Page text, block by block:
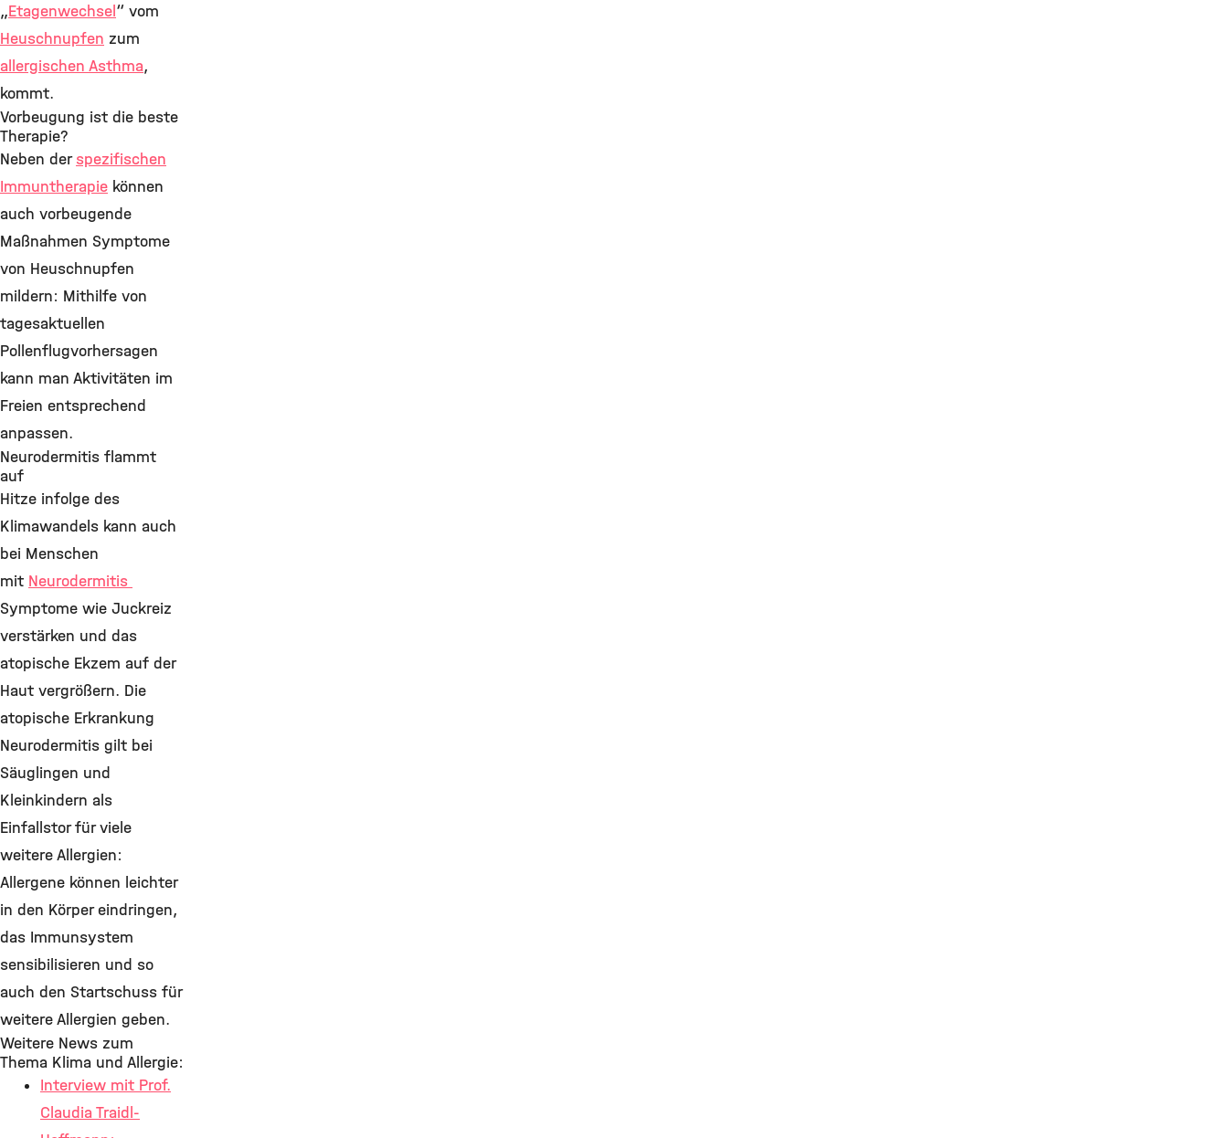
„Etagenwechsel“ vom
Heuschnupfen zum
allergischen Asthma,
kommt.
Vorbeugung ist die beste
Therapie?
Neben derspezifischen
Immuntherapie können
auch vorbeugende
Maßnahmen Symptome
von Heuschnupfen
mildern: Mithilfe von
tagesaktuellen
Pollenflugvorhersagen
kann man Aktivitäten im
Freien entsprechend
anpassen.
Neurodermitis flammt
auf
Hitze infolge des
Klimawandels kann auch
bei Menschen
mit Neurodermitis
Symptome wie Juckreiz
verstärken und das
atopische Ekzem auf der
Haut vergrößern. Die
atopische Erkrankung
Neurodermitis gilt bei
Säuglingen und
Kleinkindern als
Einfallstor für viele
weitere Allergien:
Allergene können leichter
in den Körper eindringen,
das Immunsystem
sensibilisieren und so
auch den Startschuss für
weitere Allergien geben.
Weitere News zum
Thema Klima und Allergie:
Interview mit Prof.
Claudia Traidl-